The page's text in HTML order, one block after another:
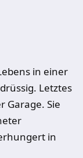
in einer
Letztes
Garage. Sie
in